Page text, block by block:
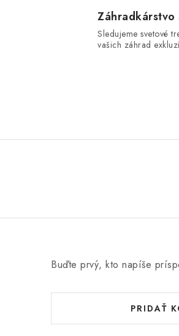
Záhradkárstvo
Sledujeme svetové
vašich záhrad
Buďte prvý, kto napíše
PRIDAŤ